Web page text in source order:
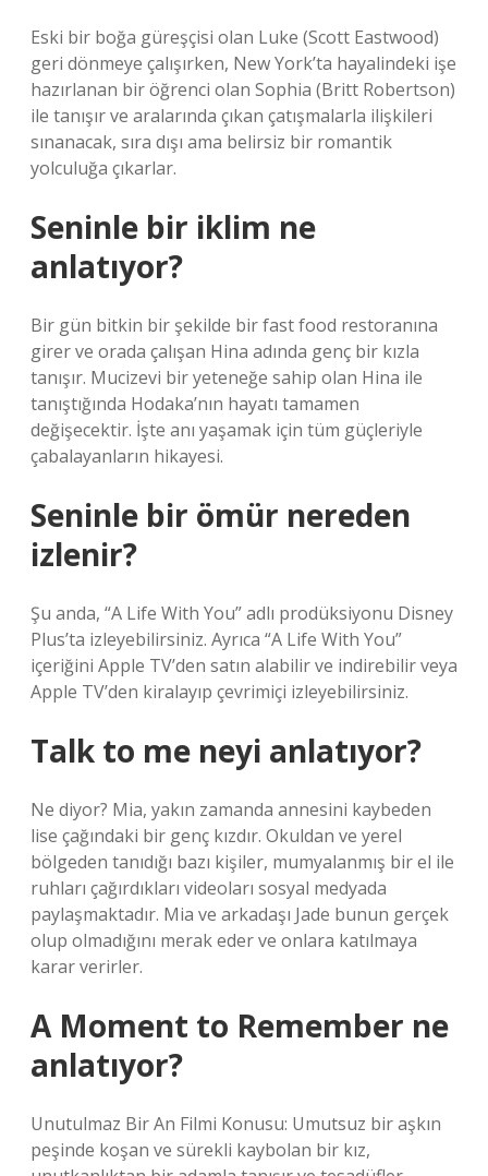
Eski bir boğa güreşçisi olan Luke (Scott Eastwood)
geri dönmeye çalışırken, New York’ta hayalindeki işe
hazırlanan bir öğrenci olan Sophia (Britt Robertson)
ile tanışır ve aralarında çıkan çatışmalarla ilişkileri
sınanacak, sıra dışı ama belirsiz bir romantik
yolculuğa çıkarlar.
Seninle bir iklim ne
anlatıyor?
Bir gün bitkin bir şekilde bir fast food restoranına
girer ve orada çalışan Hina adında genç bir kızla
tanışır. Mucizevi bir yeteneğe sahip olan Hina ile
tanıştığında Hodaka’nın hayatı tamamen
değişecektir. İşte anı yaşamak için tüm güçleriyle
çabalayanların hikayesi.
Seninle bir ömür nereden
izlenir?
Şu anda, “A Life With You” adlı prodüksiyonu Disney
Plus’ta izleyebilirsiniz. Ayrıca “A Life With You”
içeriğini Apple TV’den satın alabilir ve indirebilir veya
Apple TV’den kiralayıp çevrimiçi izleyebilirsiniz.
Talk to me neyi anlatıyor?
Ne diyor? Mia, yakın zamanda annesini kaybeden
lise çağındaki bir genç kızdır. Okuldan ve yerel
bölgeden tanıdığı bazı kişiler, mumyalanmış bir el ile
ruhları çağırdıkları videoları sosyal medyada
paylaşmaktadır. Mia ve arkadaşı Jade bunun gerçek
olup olmadığını merak eder ve onlara katılmaya
karar verirler.
A Moment to Remember ne
anlatıyor?
Unutulmaz Bir An Filmi Konusu: Umutsuz bir aşkın
peşinde koşan ve sürekli kaybolan bir kız,